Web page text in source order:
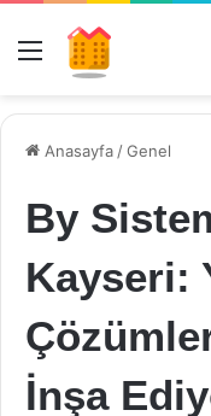
Menü
Anasayfa /Genel
By
Kayseri:
İnşa